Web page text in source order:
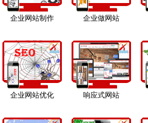
企业网站制作 企业做网站
企业网站优化 响应式网站